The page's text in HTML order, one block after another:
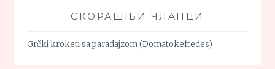
СКОРАШЊИ ЧЛАНЦИ
Grčki kroketi sa paradajzom (Domatokeftedes)